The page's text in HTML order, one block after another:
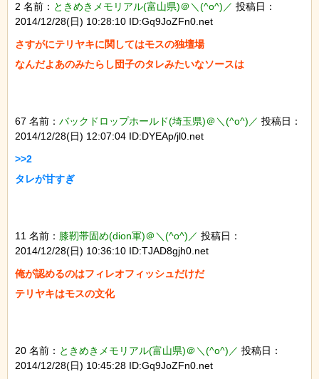
2 名前： ときめきメモリアル(富山県)＠＼(^o^)／ 投稿日：
2014/12/28(日) 10:28:10 ID:Gq9JoZFn0.net
さすがにテリヤキに関してはモスの独壇場
67 名前： バックドロップホールド(埼玉県)＠＼(^o^)／ 投稿日：
2014/12/28(日) 12:07:04 ID:DYEAp/jl0.net
>>2
11 名前： 膝靭帯固め(dion軍)＠＼(^o^)／ 投稿日：
2014/12/28(日) 10:36:10 ID:TJAD8gjh0.net
俺が認めるのはフィレオフィッシュだけだ
20 名前： ときめきメモリアル(富山県)＠＼(^o^)／ 投稿日：
2014/12/28(日) 10:45:28 ID:Gq9JoZFn0.net